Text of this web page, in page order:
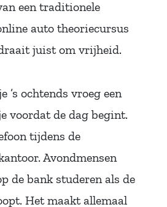
een traditionele
auto theoriecursus
juist om vrijheid.
’s ochtends vroeg een
voordat de dag begint.
tijdens de
Avondmensen
de bank studeren als de
Het maakt allemaal